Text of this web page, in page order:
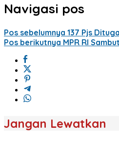
Navigasi pos
Pos sebelumnya 137 Pjs
Pos berikutnya MPR RI
Jangan Lewatkan